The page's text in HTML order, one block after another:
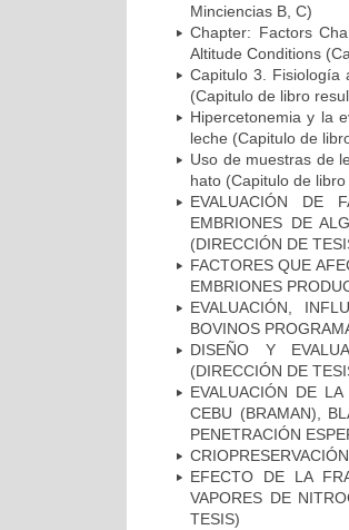
Minciencias B, C)
Chapter: Factors
Altitude Conditions
Capitulo 3. Fisiología
(Capitulo de libro
Hipercetonemia y la
leche (Capitulo de
Uso de muestras de
hato (Capitulo de
EVALUACIÓN DE
EMBRIONES DE
(DIRECCIÓN DE
FACTORES QUE
EMBRIONES
EVALUACIÓN,
BOVINOS
DISEÑO Y
(DIRECCIÓN DE
EVALUACIÓN DE
CEBU (BRAMAN),
PENETRACIÓN
EFECTO DE LA
VAPORES DE
TESIS)